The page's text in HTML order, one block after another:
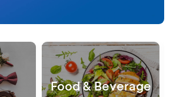
Food & Beverage